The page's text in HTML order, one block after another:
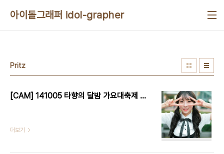
아이돌그래퍼 idol-grapher
Pritz
[CAM] 141005 타향의 달밤 가요대축제 - 프리츠 by W
더보기